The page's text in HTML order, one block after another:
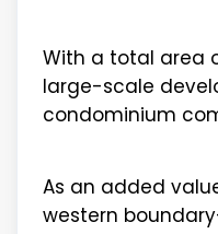
With a total area
large-scale
condominium
As an added
western